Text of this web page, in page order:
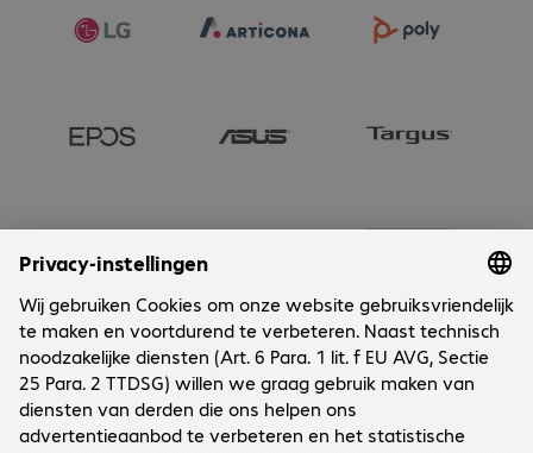
Onderneming